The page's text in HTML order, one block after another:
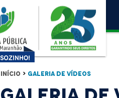
Início > Galeria de Vídeos